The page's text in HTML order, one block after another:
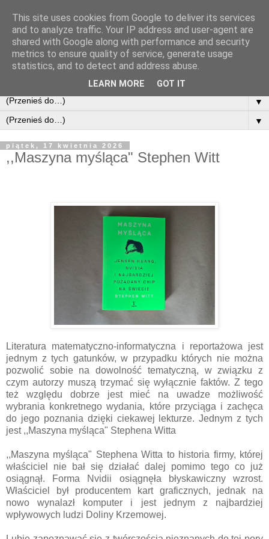
▼
▼
piątek, 17 kwietnia 2026
,,Maszyna myśląca" Stephen Witt
Literatura matematyczno-informatyczna i reportażowa jest
jednym z tych gatunków, w przypadku których nie można
pozwolić sobie na dowolność tematyczną, w związku z
czym autorzy muszą trzymać się wyłącznie faktów. Z tego
też względu dobrze jest mieć na uwadze możliwość
wybrania konkretnego wydania, które przyciąga i zachęca
do jego poznania dzięki ciekawej lekturze. Jednym z tych
jest ,,Maszyna myśląca" Stephena Witta
,,Maszyna myśląca" Stephena Witta to historia firmy, której
właściciel nie bał się działać dalej pomimo tego co już
osiągnął. Forma Nvidii osiągnęła błyskawiczny wzrost.
Właściciel był producentem kart graficznych, jednak na
nowo wynalazł komputer i jest jednym z najbardziej
wpływowych ludzi Doliny Krzemowej.
This site uses cookies from Google to deliver its services
and to analyze traffic. Your IP address and user-agent are
shared with Google along with performance and security
metrics to ensure quality of service, generate usage
statistics, and to detect and address abuse.
LEARN MORE GOT IT